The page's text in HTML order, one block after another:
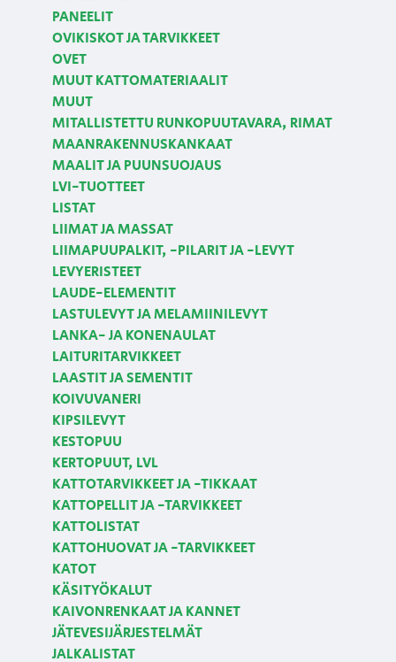
PANEELIT
OVIKISKOT JA TARVIKKEET
OVET
MUUT KATTOMATERIAALIT
MUUT
MITALLISTETTU RUNKOPUUTAVARA, RIMAT
MAANRAKENNUSKANKAAT
MAALIT JA PUUNSUOJAUS
LVI-TUOTTEET
LISTAT
LIIMAT JA MASSAT
LIIMAPUUPALKIT, -PILARIT JA -LEVYT
LEVYERISTEET
LAUDE-ELEMENTIT
LASTULEVYT JA MELAMIINILEVYT
LANKA- JA KONENAULAT
LAITURITARVIKKEET
LAASTIT JA SEMENTIT
KOIVUVANERI
KIPSILEVYT
KESTOPUU
KERTOPUUT, LVL
KATTOTARVIKKEET JA -TIKKAAT
KATTOPELLIT JA -TARVIKKEET
KATTOLISTAT
KATTOHUOVAT JA -TARVIKKEET
KATOT
KÄSITYÖKALUT
KAIVONRENKAAT JA KANNET
JÄTEVESIJÄRJESTELMÄT
JALKALISTAT